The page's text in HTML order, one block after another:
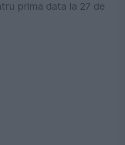
prima data la 27 de